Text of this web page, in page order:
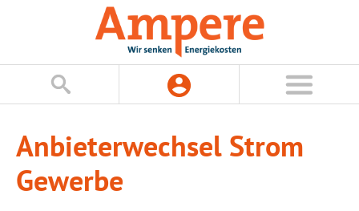
Anbieterwechsel Strom
Gewerbe